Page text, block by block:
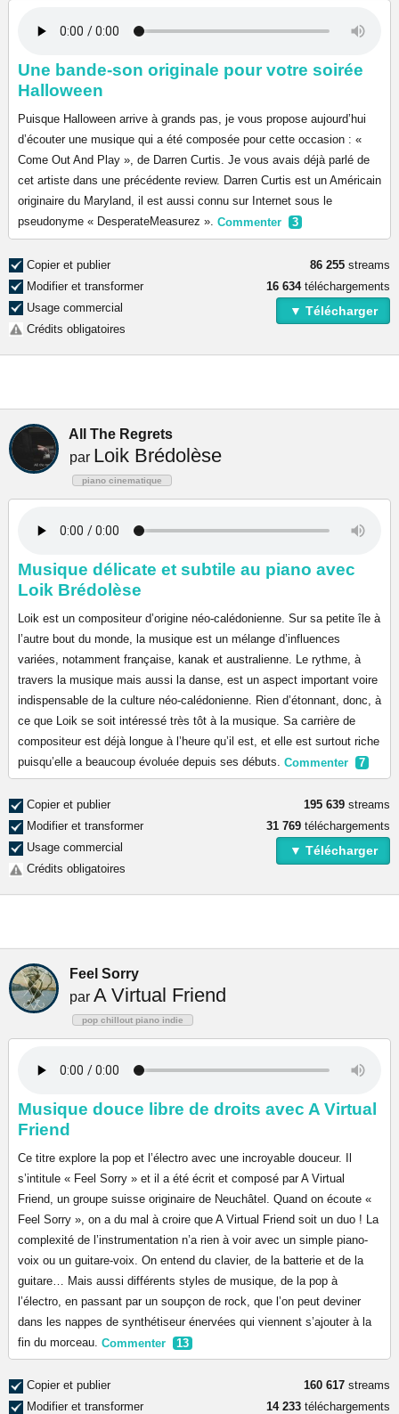
Une bande-son originale pour votre soirée
Halloween
Puisque Halloween arrive à grands pas, je vous propose aujourd’hui
d’écouter une musique qui a été composée pour cette occasion : «
Come Out And Play », de Darren Curtis. Je vous avais déjà parlé de
cet artiste dans une précédente review. Darren Curtis est un Américain
originaire du Maryland, il est aussi connu sur Internet sous le
pseudonyme « DesperateMeasurez ». Commenter 3
Copier et publier
Modifier et transformer
Usage commercial
Crédits obligatoires
86 255 streams
16 634téléchargements
▼ Télécharger
All The Regrets
par Loik Brédolèse
piano cinematique
Musique délicate et subtile au piano avec
Loik Brédolèse
Loik est un compositeur d’origine néo-calédonienne. Sur sa petite île à
l’autre bout du monde, la musique est un mélange d’influences
variées, notamment française, kanak et australienne. Le rythme, à
travers la musique mais aussi la danse, est un aspect important voire
indispensable de la culture néo-calédonienne. Rien d’étonnant, donc, à
ce que Loik se soit intéressé très tôt à la musique. Sa carrière de
compositeur est déjà longue à l’heure qu’il est, et elle est surtout riche
puisqu’elle a beaucoup évoluée depuis ses débuts. Commenter 7
Copier et publier
Modifier et transformer
Usage commercial
Crédits obligatoires
195 639 streams
31 769 téléchargements
▼ Télécharger
Feel Sorry
par A Virtual Friend
pop chillout piano indie
Musique douce libre de droits avec A Virtual
Friend
Ce titre explore la pop et l’électro avec une incroyable douceur. Il
s’intitule « Feel Sorry » et il a été écrit et composé par A Virtual
Friend, un groupe suisse originaire de Neuchâtel. Quand on écoute «
Feel Sorry », on a du mal à croire que A Virtual Friend soit un duo ! La
complexité de l’instrumentation n’a rien à voir avec un simple piano-
voix ou un guitare-voix. On entend du clavier, de la batterie et de la
guitare… Mais aussi différents styles de musique, de la pop à
l’électro, en passant par un soupçon de rock, que l’on peut deviner
dans les nappes de synthétiseur énervées qui viennent s’ajouter à la
fin du morceau. Commenter 13
Copier et publier
Modifier et transformer
160 617 streams
14 233 téléchargements